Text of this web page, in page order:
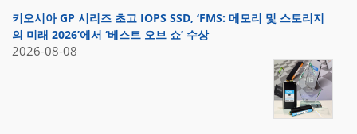
키오시아 GP 시리즈 초고 IOPS SSD, ‘FMS: 메모리 및 스토리지
의 미래 2026’에서 ‘베스트 오브 쇼’ 수상
2026-08-08